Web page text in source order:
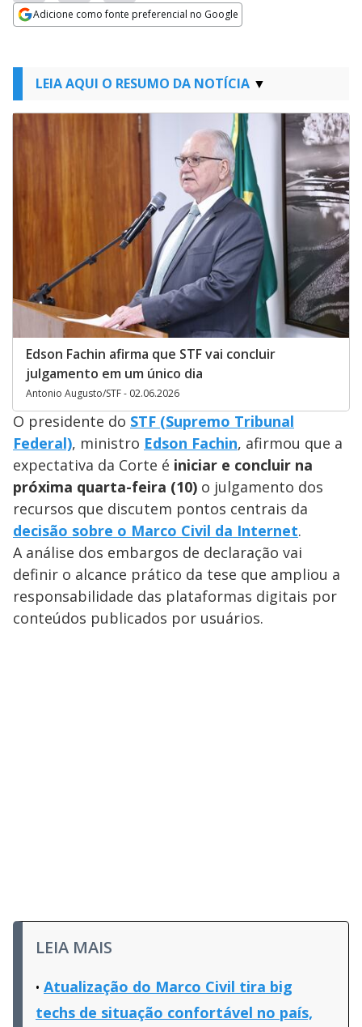
Adicione como fonte preferencial no Google
LEIA AQUI O RESUMO DA NOTÍCIA
Edson Fachin afirma que STF vai concluir
julgamento em um único dia
Antonio Augusto/STF - 02.06.2026
O presidente do STF (Supremo Tribunal
Federal), ministro Edson Fachin, afirmou que a
expectativa da Corte é iniciar e concluir na
próxima quarta-feira (10) o julgamento dos
recursos que discutem pontos centrais da
decisão sobre o Marco Civil da Internet.
A análise dos embargos de declaração vai
definir o alcance prático da tese que ampliou a
responsabilidade das plataformas digitais por
conteúdos publicados por usuários.
LEIA MAIS
Atualização do Marco Civil tira big
techs de situação confortável no país,